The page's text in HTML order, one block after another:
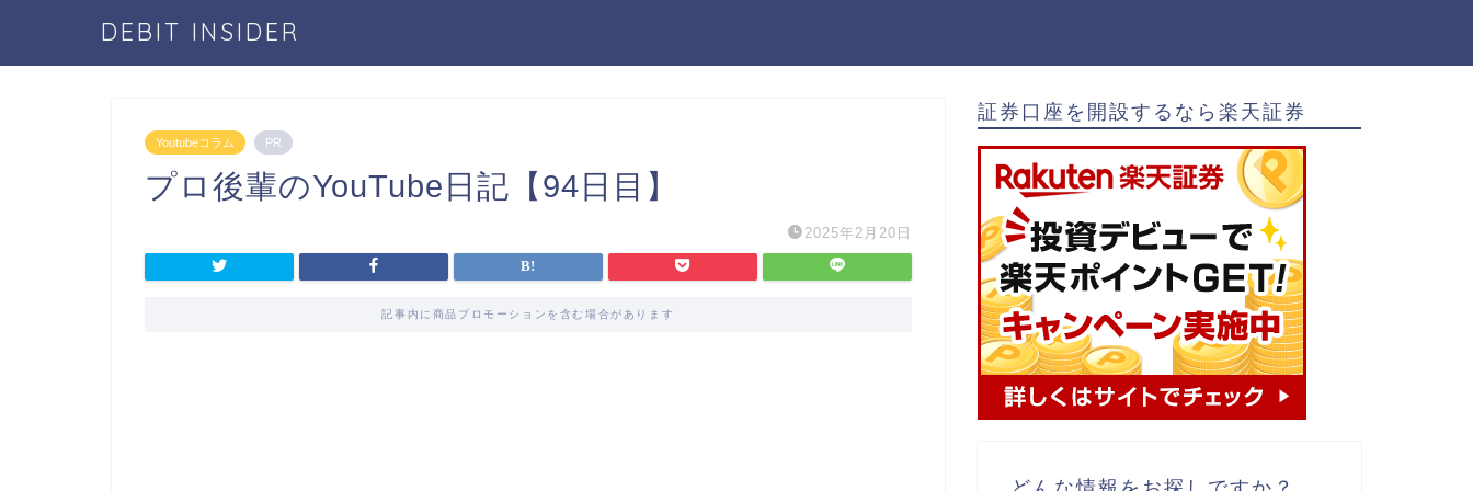
DEBIT INSIDER
Youtubeコラム PR
プロ後輩のYouTube日記【94日目】
2025年2月20日
記事内に商品プロモーションを含む場合があります
証券口座を開設するなら楽天証券